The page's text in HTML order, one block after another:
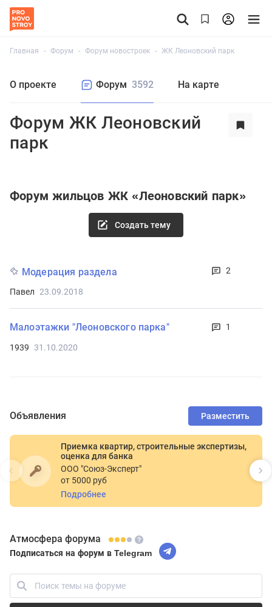
Главная Форум Форум новостроек ЖК Леоновский парк
О проекте Форум 3592 На карте
Форум ЖК Леоновский
парк
Форум жильцов ЖК «Леоновский парк»
Создать тему
Модерация раздела 2
Павел 23.09.2018
Малоэтажки "Леоновского парка" 1
1939 31.10.2020
Объявления Разместить
Приемка квартир, строительные экспертизы,
оценка для банка
ООО "Союз-Эксперт"
от 5000 руб
Подробнее
Атмосфера форума
Подписаться на форум в Telegram